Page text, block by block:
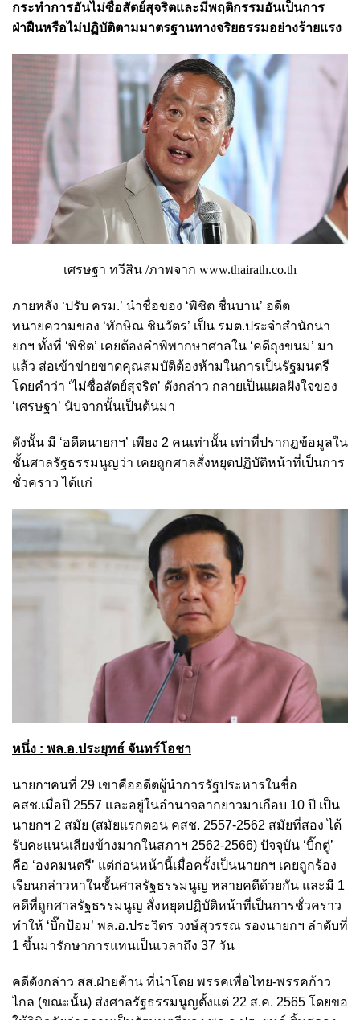
กระทำการอันไม่ซื่อสัตย์สุจริตและมีพฤติกรรมอันเป็นการ
ฝ่าฝืนหรือไม่ปฏิบัติตามมาตรฐานทางจริยธรรมอย่างร้ายแรง
เศรษฐา ทวีสิน /ภาพจาก www.thairath.co.th
ภายหลัง ‘ปรับ ครม.’ นำชื่อของ ‘พิชิต ชื่นบาน’ อดีต
ทนายความของ ‘ทักษิณ ชินวัตร’ เป็น รมต.ประจำสำนักนา
ยกฯ ทั้งที่ ‘พิชิต’ เคยต้องคำพิพากษาศาลใน ‘คดีถุงขนม’ มา
แล้ว ส่อเข้าข่ายขาดคุณสมบัติต้องห้ามในการเป็นรัฐมนตรี
โดยคำว่า ‘ไม่ซื่อสัตย์สุจริต’ ดังกล่าว กลายเป็นแผลฝังใจของ
‘เศรษฐา’ นับจากนั้นเป็นต้นมา
ดังนั้น มี ‘อดีตนายกฯ’ เพียง 2 คนเท่านั้น เท่าที่ปรากฏข้อมูลใน
ชั้นศาลรัฐธรรมนูญว่า เคยถูกศาลสั่งหยุดปฏิบัติหน้าที่เป็นการ
ชั่วคราว ได้แก่
หนึ่ง : พล.อ.ประยุทธ์ จันทร์โอชา
นายกฯคนที่ 29 เขาคืออดีตผู้นำการรัฐประหารในชื่อ
คสช.เมื่อปี 2557 และอยู่ในอำนาจลากยาวมาเกือบ 10 ปี เป็น
นายกฯ 2 สมัย (สมัยแรกตอน คสช. 2557-2562 สมัยที่สอง ได้
รับคะแนนเสียงข้างมากในสภาฯ 2562-2566) ปัจจุบัน ‘บิ๊กตู่’
คือ ‘องคมนตรี’ แต่ก่อนหน้านี้เมื่อครั้งเป็นนายกฯ เคยถูกร้อง
เรียนกล่าวหาในชั้นศาลรัฐธรรมนูญ หลายคดีด้วยกัน และมี 1
คดีที่ถูกศาลรัฐธรรมนูญ สั่งหยุดปฏิบัติหน้าที่เป็นการชั่วคราว
ทำให้ ‘บิ๊กป้อม’ พล.อ.ประวิตร วงษ์สุวรรณ รองนายกฯ ลำดับที่
1 ขึ้นมารักษาการแทนเป็นเวลาถึง 37 วัน
คดีดังกล่าว สส.ฝ่ายค้าน ที่นำโดย พรรคเพื่อไทย-พรรคก้าว
ไกล (ขณะนั้น) ส่งศาลรัฐธรรมนูญตั้งแต่ 22 ส.ค. 2565 โดยขอ